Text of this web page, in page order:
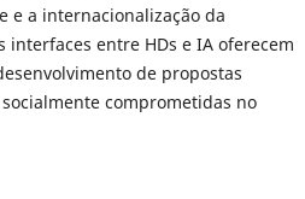
e a internacionalização da
interfaces entre HDs e IA oferecem
de propostas
comprometidas no